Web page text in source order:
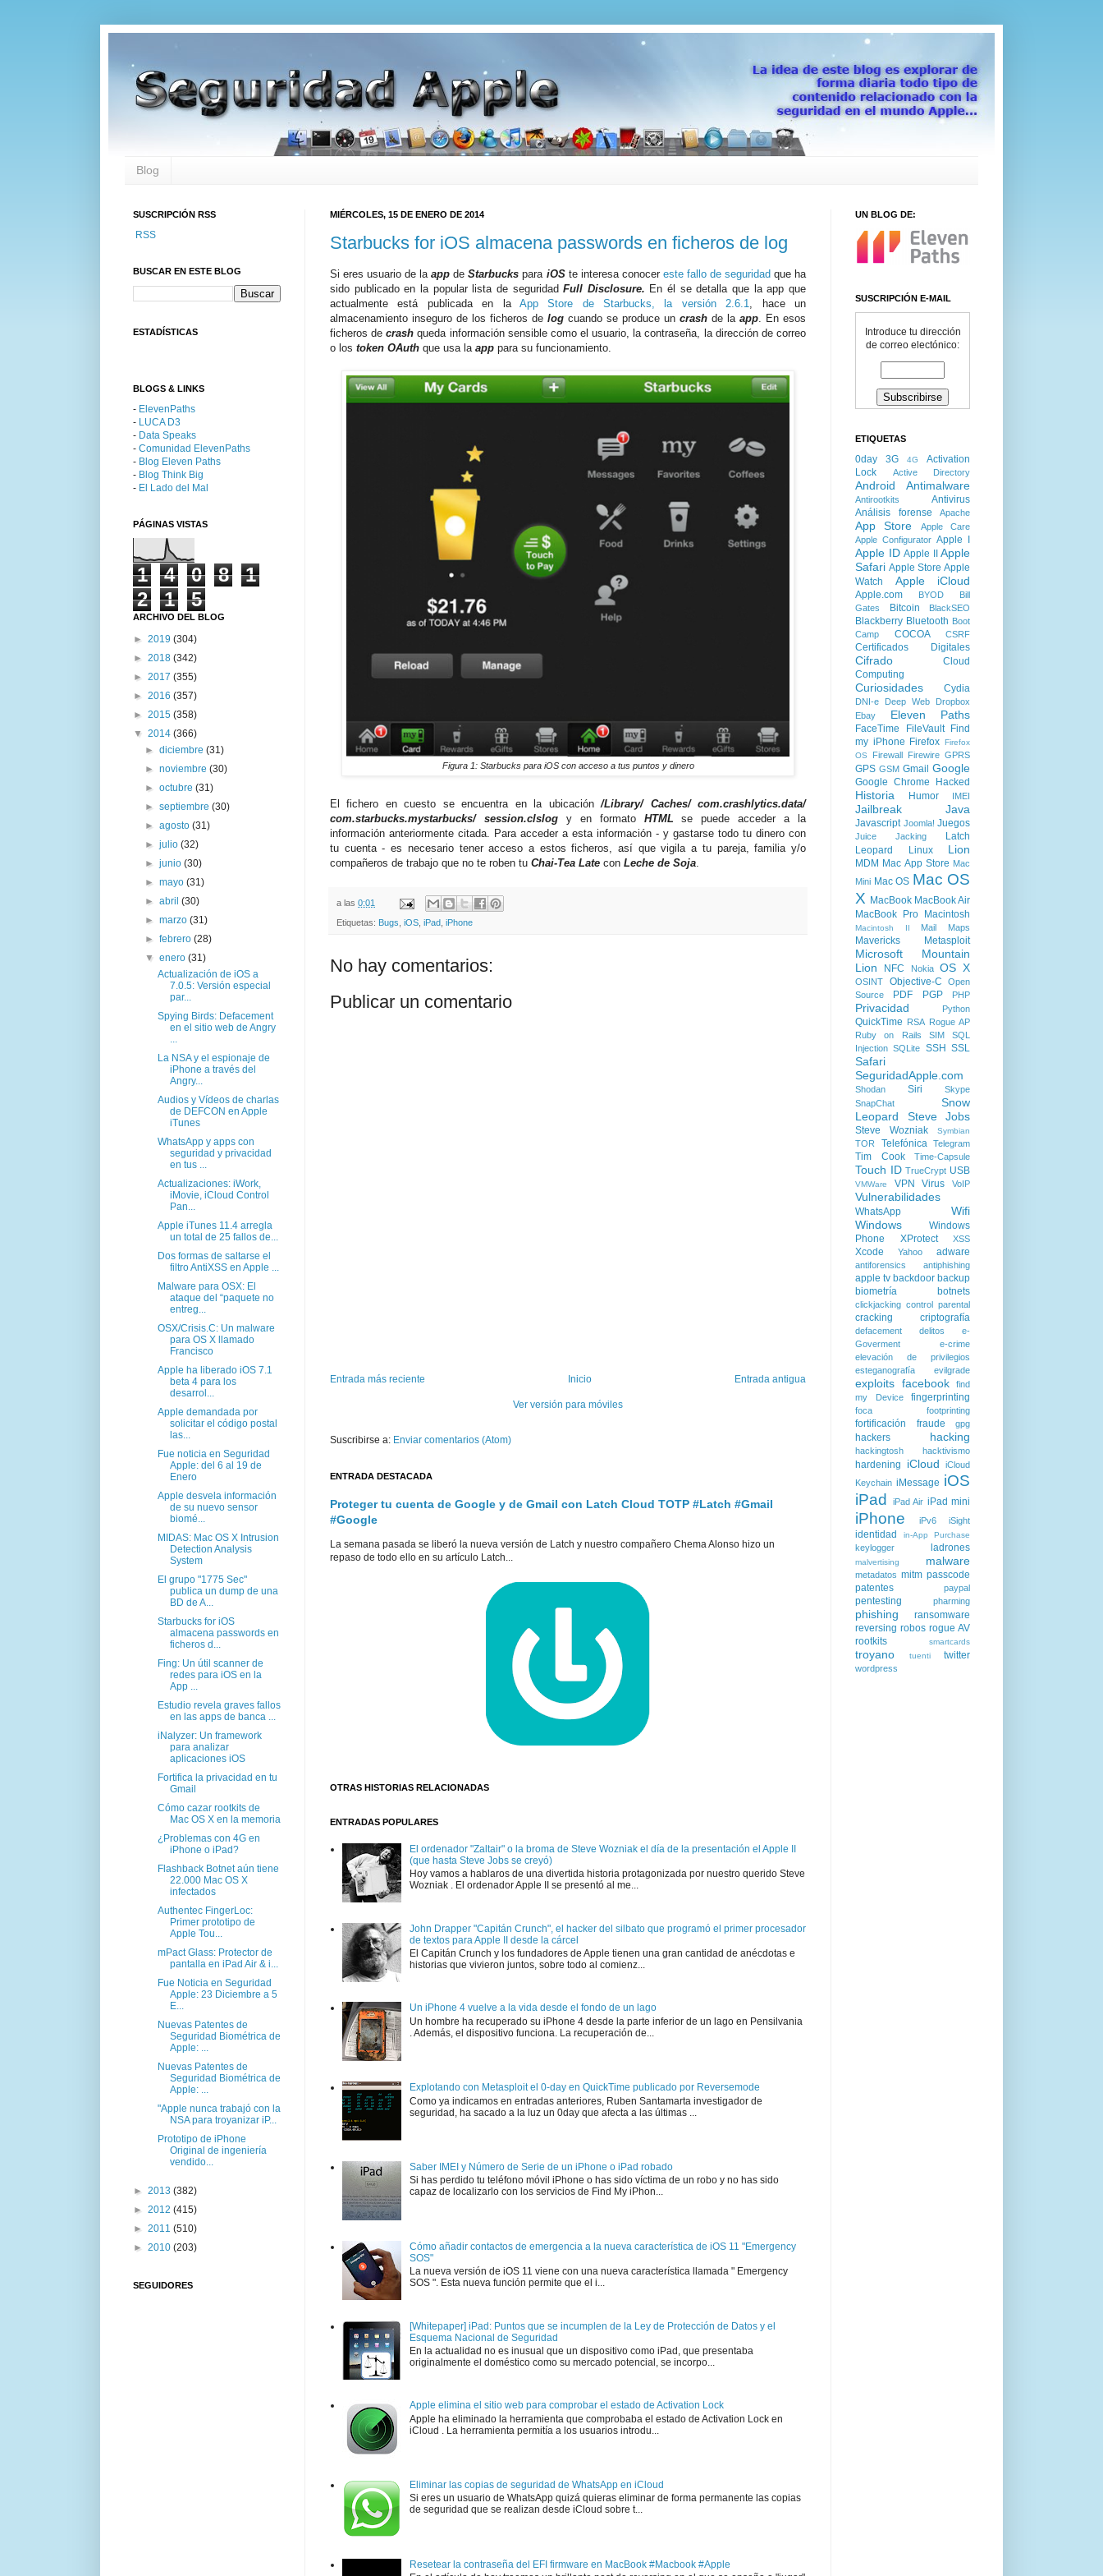
Blog
MIÉRCOLES, 15 DE ENERO DE 2014
Starbucks for iOS almacena passwords en ficheros de log
Si eres usuario de laapp deStarbucks para iOSte interesa conocer este fallo de seguridad que ha
sido publicado en la popular lista de seguridadFull Disclosure. En él se detalla que la app que
actualmente está publicada en la App Store de Starbucks, la versión 2.6.1, hace un
almacenamiento inseguro de los ficheros de log cuando se produce un crash de la app. En esos
ficheros decrash queda información sensible como el usuario, la contraseña, la dirección de correo
o los token OAuth que usa la app para su funcionamiento.
Figura 1: Starbucks para iOS con acceso a tus puntos y dinero
El fichero en cuesto se encuentra en la ubicación/Library/ Caches/ com.crashlytics.data/
com.starbucks.mystarbucks/ session.clslogy en formato HTML se puede acceder a la
información anteriormente citada. Para acceder a esta información - y gastarse todo tu dinero con
tu cuenta - es necesario tener acceso a estos ficheros, así que vigila a tu pareja, familia y/o
compañeros de trabajo que no te roben tu Chai-Tea Late con Leche de Soja.
a las 0:01
Etiquetas: Bugs, iOS, iPad, iPhone
No hay comentarios:
Publicar un comentario
Entrada más reciente Entrada antigua
Inicio
Ver versión para móviles
Suscribirse a: Enviar comentarios (Atom)
ENTRADA DESTACADA
Proteger tu cuenta de Google y de Gmail con Latch Cloud TOTP #Latch #Gmail
#Google
La semana pasada se liberó la nueva versión de Latch y nuestro compañero Chema Alonso hizo un
repaso de todo ello en su artículo Latch...
OTRAS HISTORIAS RELACIONADAS
ENTRADAS POPULARES
El ordenador "Zaltair" o la broma de Steve Wozniak el día de la presentación el Apple II
(que hasta Steve Jobs se creyó)
Hoy vamos a hablaros de una divertida historia protagonizada por nuestro querido Steve
Wozniak . El ordenador Apple II se presentó al me...
John Drapper "Capitán Crunch", el hacker del silbato que programó el primer procesador
de textos para Apple II desde la cárcel
El Capitán Crunch y los fundadores de Apple tienen una gran cantidad de anécdotas e
historias que vivieron juntos, sobre todo al comienz...
Un iPhone 4 vuelve a la vida desde el fondo de un lago
Un hombre ha recuperado su iPhone 4 desde la parte inferior de un lago en Pensilvania
. Además, el dispositivo funciona. La recuperación de...
Explotando con Metasploit el 0-day en QuickTime publicado por Reversemode
Como ya indicamos en entradas anteriores, Ruben Santamarta investigador de
seguridad, ha sacado a la luz un 0day que afecta a las últimas ...
Saber IMEI y Número de Serie de un iPhone o iPad robado
Si has perdido tu teléfono móvil iPhone o has sido víctima de un robo y no has sido
capaz de localizarlo con los servicios de Find My iPhon...
Cómo añadir contactos de emergencia a la nueva característica de iOS 11 "Emergency
SOS"
La nueva versión de iOS 11 viene con una nueva característica llamada " Emergency
SOS ". Esta nueva función permite que el i...
[Whitepaper] iPad: Puntos que se incumplen de la Ley de Protección de Datos y el
Esquema Nacional de Seguridad
En la actualidad no es inusual que un dispositivo como iPad, que presentaba
originalmente el doméstico como su mercado potencial, se incorpo...
Apple elimina el sitio web para comprobar el estado de Activation Lock
Apple ha eliminado la herramienta que comprobaba el estado de Activation Lock en
iCloud . La herramienta permitía a los usuarios introdu...
Eliminar las copias de seguridad de WhatsApp en iCloud
Si eres un usuario de WhatsApp quizá quieras eliminar de forma permanente las copias
de seguridad que se realizan desde iCloud sobre t...
Resetear la contraseña del EFI firmware en MacBook #Macbook #Apple
SUSCRIPCIÓN RSS
RSS
BUSCAR EN ESTE BLOG
ESTADÍSTICAS
BLOGS & LINKS
- ElevenPaths
- LUCA D3
- Data Speaks
- Comunidad ElevenPaths
- Blog Eleven Paths
- Blog Think Big
- El Lado del Mal
PÁGINAS VISTAS
1 4 0 8
1
2
1 5
ARCHIVO DEL BLOG
► 2019 (304)
► 2018 (342)
► 2017 (355)
► 2016 (357)
► 2015 (358)
▼ 2014 (366)
►diciembre(31)
►noviembre(30)
►octubre(31)
►septiembre(30)
►agosto(31)
►julio(32)
►junio(30)
►mayo(31)
►abril(30)
►marzo(31)
►febrero(28)
▼enero(31)
Actualización de iOS a
7.0.5: Versión especial
par...
Spying Birds: Defacement
en el sitio web de Angry
La NSA y el espionaje de
iPhone a través del
Angry...
Audios y Vídeos de charlas
de DEFCON en Apple
iTunes
WhatsApp y apps con
seguridad y privacidad
en tus ...
Actualizaciones: iWork,
iMovie, iCloud Control
Pan...
Apple iTunes 11.4 arregla
un total de 25 fallos de...
Dos formas de saltarse el
filtro AntiXSS en Apple ...
Malware para OSX: El
ataque del “paquete no
entreg...
OSX/Crisis.C: Un malware
para OS X llamado
Francisco
Apple ha liberado iOS 7.1
beta 4 para los
desarrol...
Apple demandada por
solicitar el código postal
las...
Fue noticia en Seguridad
Apple: del 6 al 19 de
Enero
Apple desvela información
de su nuevo sensor
biomé...
MIDAS: Mac OS X Intrusion
Detection Analysis
System
El grupo "1775 Sec"
publica un dump de una
BD de A...
Starbucks for iOS
almacena passwords en
ficheros d...
Fing: Un útil scanner de
redes para iOS en la
App ...
Estudio revela graves fallos
en las apps de banca ...
iNalyzer: Un framework
para analizar
aplicaciones iOS
Fortifica la privacidad en tu
Gmail
Cómo cazar rootkits de
Mac OS X en la memoria
¿Problemas con 4G en
iPhone o iPad?
Flashback Botnet aún tiene
22.000 Mac OS X
infectados
Authentec FingerLoc:
Primer prototipo de
Apple Tou...
mPact Glass: Protector de
pantalla en iPad Air & i...
Fue Noticia en Seguridad
Apple: 23 Diciembre a 5
E...
Nuevas Patentes de
Seguridad Biométrica de
Apple: ...
Nuevas Patentes de
Seguridad Biométrica de
Apple: ...
"Apple nunca trabajó con la
NSA para troyanizar iP...
Prototipo de iPhone
Original de ingeniería
vendido...
► 2013 (382)
► 2012 (415)
► 2011 (510)
► 2010 (203)
SEGUIDORES
UN BLOG DE:
SUSCRIPCIÓN E-MAIL
Introduce tu dirección
de correo electónico:
ETIQUETAS
0day 3G 4G
Activation
Lock
Active Directory
Android Antimalware
Antirootkits
Antivirus
Análisis forense
Apache
App Store
Apple Care
Apple Configurator Apple I
Apple ID Apple II
Apple
Safari Apple Store Apple
Watch
Apple iCloud
Apple.com BYOD
Bill
Gates
Bitcoin BlackSEO
Blackberry Bluetooth Boot
Camp
COCOA CSRF
Certificados Digitales
Cifrado
Cloud
Computing
Curiosidades Cydia
DNI-e Deep Web
Dropbox
Ebay
Eleven Paths
FaceTime FileVault
Find
my iPhone Firefox Firefox
OS
Firewall Firewire GPRS
GPS GSM Gmail Google
Google Chrome Hacked
Historia Humor IMEI
Jailbreak Java
Javascript Joomla! Juegos
Juice Jacking
Latch
Leopard
Linux Lion
MDM Mac App Store Mac
Mini Mac OS Mac OS
X MacBook MacBook Air
MacBook Pro
Macintosh
Macintosh II Mail Maps
Mavericks Metasploit
Microsoft
Mountain
Lion
NFC Nokia OS X
OSINT Objective-C
Open
Source
PDF PGP PHP
Privacidad Python
QuickTime RSA Rogue AP
Ruby on Rails
SIM
SQL
Injection SQLite SSH SSL
Safari
SeguridadApple.com
Shodan Siri
Skype
SnapChat
Snow
Leopard
Steve Jobs
Steve Wozniak Symbian
TOR Telefónica Telegram
Tim Cook Time-Capsule
Touch ID TrueCrypt USB
VMWare VPN Virus VoIP
Vulnerabilidades
WhatsApp
Wifi
Windows
Windows
Phone
XProtect XSS
Xcode Yahoo adware
antiforensics antiphishing
apple tv backdoor backup
biometría
botnets
clickjacking control parental
cracking criptografía
defacement delitos
e-
Goverment
e-crime
elevación de privilegios
esteganografía
evilgrade
exploits facebook
find
my Device
fingerprinting
foca footprinting
fortificación fraude gpg
hackers hacking
hackingtosh hacktivismo
hardening iCloud
iCloud
Keychain iMessage iOS
iPad
iPad Air iPad mini
iPhone iPv6 iSight
identidad in-App Purchase
keylogger ladrones
malvertising malware
metadatos mitm passcode
patentes
paypal
pentesting pharming
phishing
ransomware
reversing robos rogue AV
rootkits
smartcards
troyano tuenti twitter
wordpress